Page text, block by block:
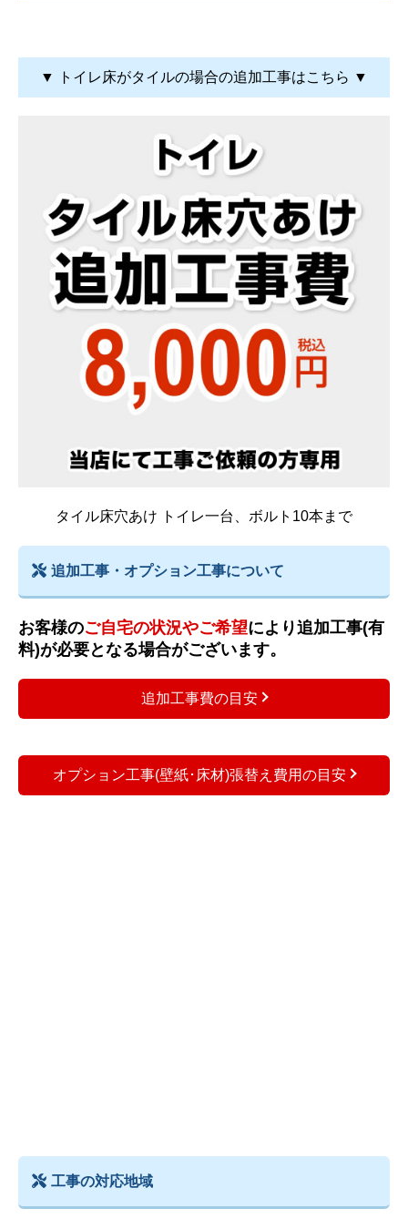
▼ トイレ床がタイルの場合の追加工事はこちら ▼
タイル床穴あけ トイレ一台、ボルト10本まで
追加工事・オプション工事について
お客様のご自宅の状況やご希望により追加工事(有
料)が必要となる場合がございます。
追加工事費の目安
オプション工事(壁紙･床材)張替え費用の目安
工事の対応地域